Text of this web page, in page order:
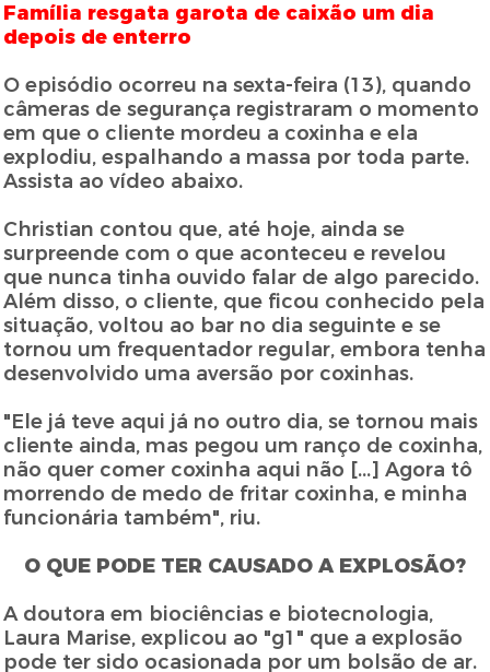
Família resgata garota de caixão um dia
depois de enterro
O episódio ocorreu na sexta-feira (13), quando
câmeras de segurança registraram o momento
em que o cliente mordeu a coxinha e ela
explodiu, espalhando a massa por toda parte.
Assista ao vídeo abaixo.
Christian contou que, até hoje, ainda se
surpreende com o que aconteceu e revelou
que nunca tinha ouvido falar de algo parecido.
Além disso, o cliente, que ficou conhecido pela
situação, voltou ao bar no dia seguinte e se
tornou um frequentador regular, embora tenha
desenvolvido uma aversão por coxinhas.
"Ele já teve aqui já no outro dia, se tornou mais
cliente ainda, mas pegou um ranço de coxinha,
não quer comer coxinha aqui não [...] Agora tô
morrendo de medo de fritar coxinha, e minha
funcionária também", riu.
O QUE PODE TER CAUSADO A EXPLOSÃO?
A doutora em biociências e biotecnologia,
Laura Marise, explicou ao "g1" que a explosão
pode ter sido ocasionada por um bolsão de ar.